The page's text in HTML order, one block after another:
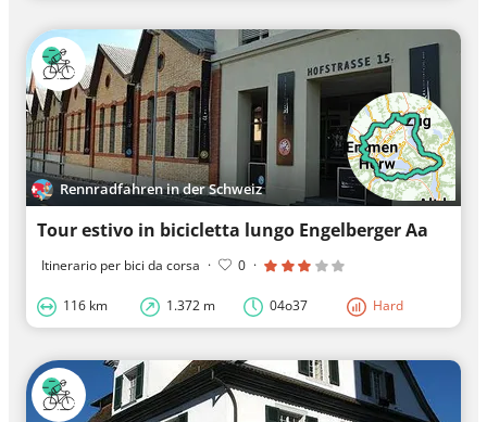
Rennradfahren in der Schweiz
Tour estivo in bicicletta lungo Engelberger Aa
Itinerario per bici da corsa · 0 ·
116 km 1.372 m 04o37 Hard